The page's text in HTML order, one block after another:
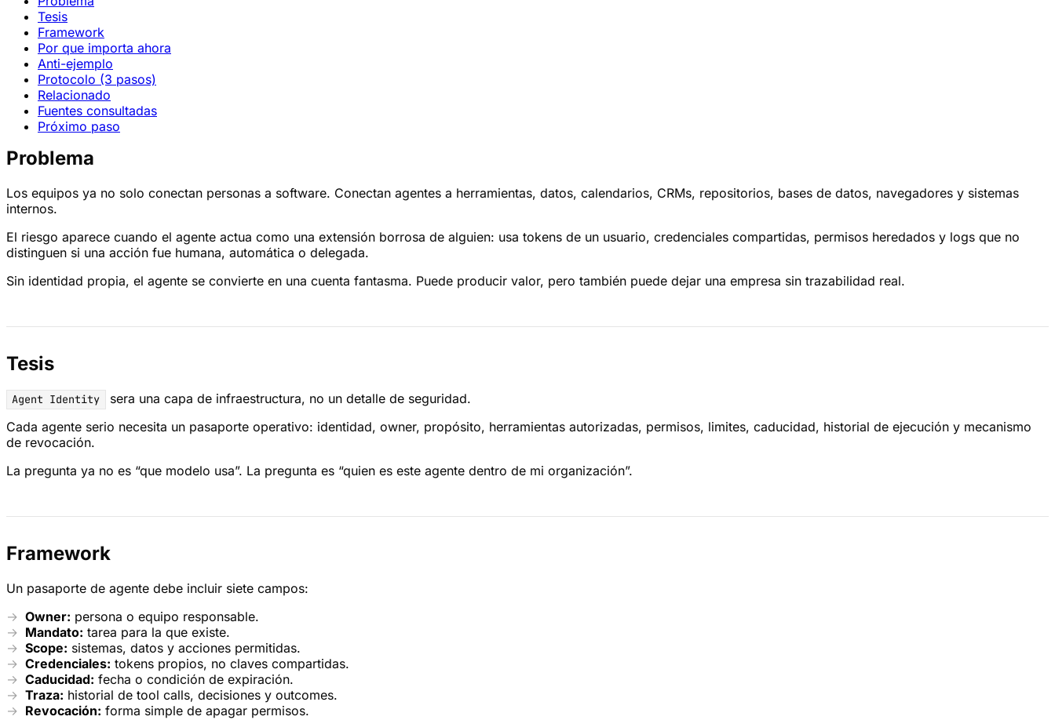
Tesis
Framework
Por que importa ahora
Anti-ejemplo
Protocolo (3 pasos)
Relacionado
Fuentes consultadas
Próximo paso
Problema
Los equipos ya no solo conectan personas a software. Conectan agentes a herramientas, datos, calendarios, CRMs, repositorios, bases de datos, navegadores y sistemas
internos.
El riesgo aparece cuando el agente actua como una extensión borrosa de alguien: usa tokens de un usuario, credenciales compartidas, permisos heredados y logs que no
distinguen si una acción fue humana, automática o delegada.
Sin identidad propia, el agente se convierte en una cuenta fantasma. Puede producir valor, pero también puede dejar una empresa sin trazabilidad real.
Tesis
Agent Identity
sera una capa de infraestructura, no un detalle de seguridad.
Cada agente serio necesita un pasaporte operativo: identidad, owner, propósito, herramientas autorizadas, permisos, limites, caducidad, historial de ejecución y mecanismo
de revocación.
La pregunta ya no es “que modelo usa”. La pregunta es “quien es este agente dentro de mi organización”.
Framework
Un pasaporte de agente debe incluir siete campos:
Owner: persona o equipo responsable.
Mandato: tarea para la que existe.
Scope: sistemas, datos y acciones permitidas.
Credenciales: tokens propios, no claves compartidas.
Caducidad: fecha o condición de expiración.
Traza: historial de tool calls, decisiones y outcomes.
Revocación: forma simple de apagar permisos.